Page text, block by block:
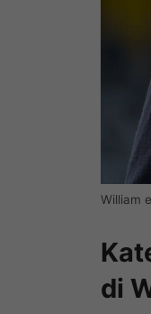
William
di